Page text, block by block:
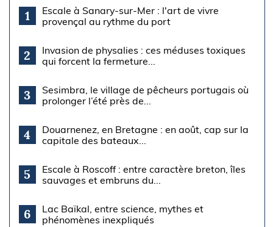
1
Escale à Sanary-sur-Mer : l'art de vivre
provençal au rythme du port
2
Invasion de physalies : ces méduses toxiques
qui forcent la fermeture...
3
Sesimbra, le village de pêcheurs portugais où
prolonger l’été près de...
4
Douarnenez, en Bretagne : en août, cap sur la
capitale des bateaux...
5
Escale à Roscoff : entre caractère breton, îles
sauvages et embruns du...
6
Lac Baïkal, entre science, mythes et
phénomènes inexpliqués